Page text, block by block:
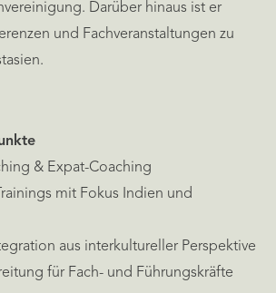
Darüber hinaus ist er
und Fachveranstaltungen zu
& Expat-Coaching
mit Fokus Indien und
aus interkultureller Perspektive
für Fach- und Führungskräfte